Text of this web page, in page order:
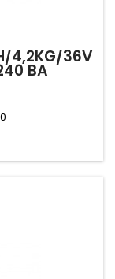
4,2KG/36V
BA
0